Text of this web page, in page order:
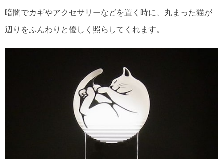
暗闇でカギやアクセサリーなどを置く時に、丸まった猫が
辺りをふんわりと優しく照らしてくれます。